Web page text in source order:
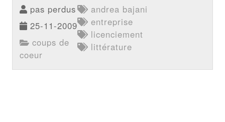
pas perdus
25-11-2009
coups de
coeur
andrea bajani
entreprise
licenciement
littérature